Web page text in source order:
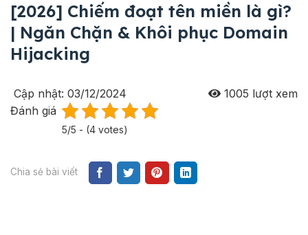
[2026] Chiếm đoạt tên miền là gì?
| Ngăn Chặn & Khôi phục Domain
Hijacking
Cập nhật: 03/12/2024 1005 lượt xem
Đánh giá
5/5 - (4 votes)
Chia sẻ bài viết